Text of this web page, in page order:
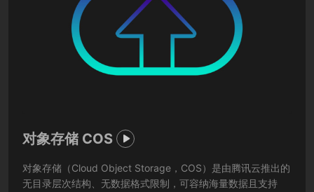
对象存储 COS 
对象存储（Cloud Object Storage，COS）是由腾讯云推出的
无目录层次结构、无数据格式限制，可容纳海量数据且支持